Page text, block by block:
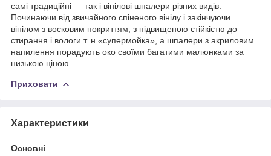
самі традиційні — так і вінілові шпалери різних видів.
Починаючи від звичайного спіненого вінілу і закінчуючи
вінілом з восковим покриттям, з підвищеною стійкістю до
стирання і вологи т. н «супермойка», а шпалери з акриловим
напилення порадують око своїми багатими малюнками за
низькою ціною.
Приховати
Характеристики
Основні